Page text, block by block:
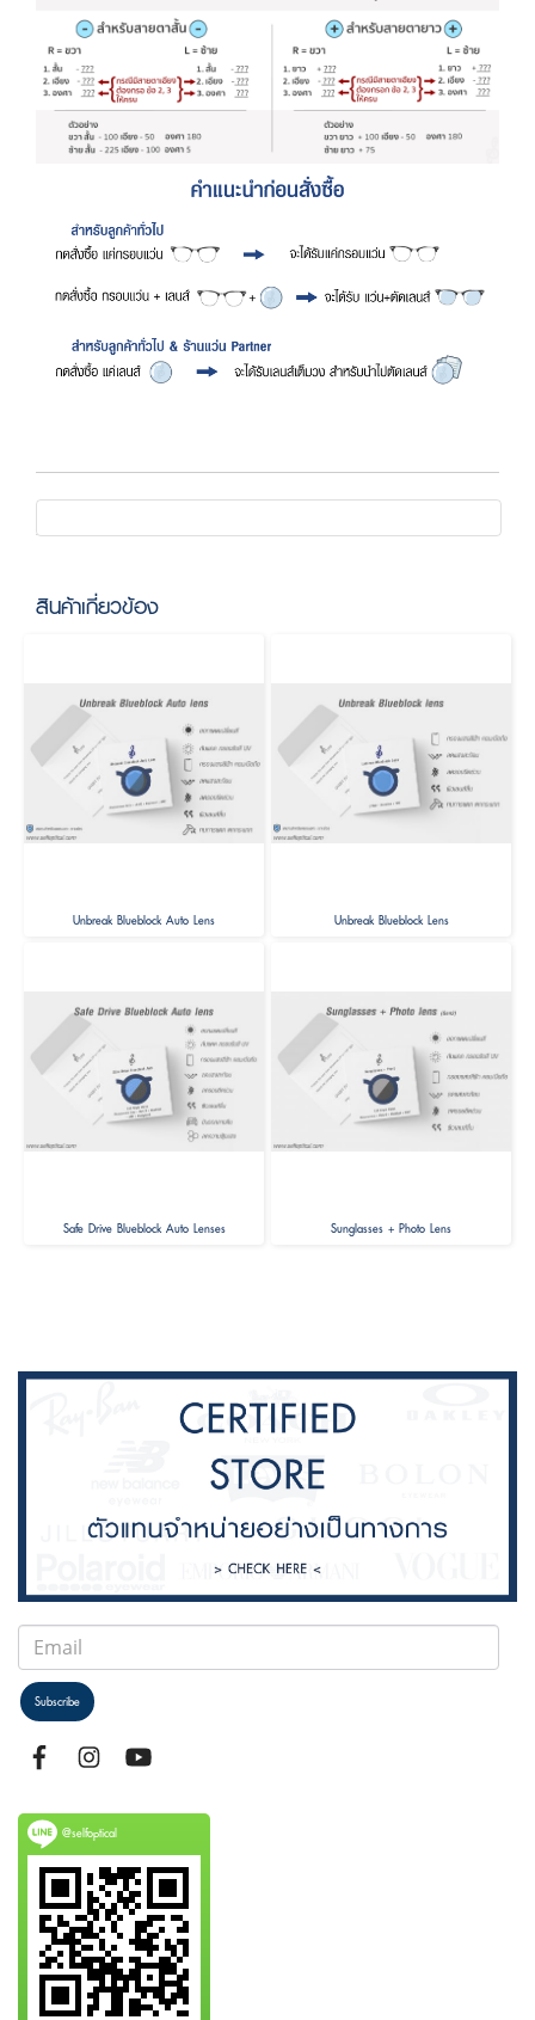
สินค้าเกี่ยวข้อง
Unbreak Blueblock Auto Lens Unbreak Blueblock Lens
Safe Drive Blueblock Auto Lenses Sunglasses + Photo Lens
Subscribe
@selfoptical